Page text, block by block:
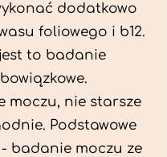
dodatkowo
foliowego i b12.
to badanie
moczu, nie starsze
Podstawowe
badanie moczu ze